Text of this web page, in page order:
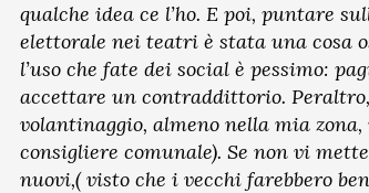
qualche idea ce l’ho. E poi, puntare
elettorale nei teatri è stata una cosa
l’uso che fate dei social è pessimo:
accettare un contraddittorio.
volantinaggio, almeno nella mia
consigliere comunale). Se non vi
nuovi,( visto che i vecchi farebbero